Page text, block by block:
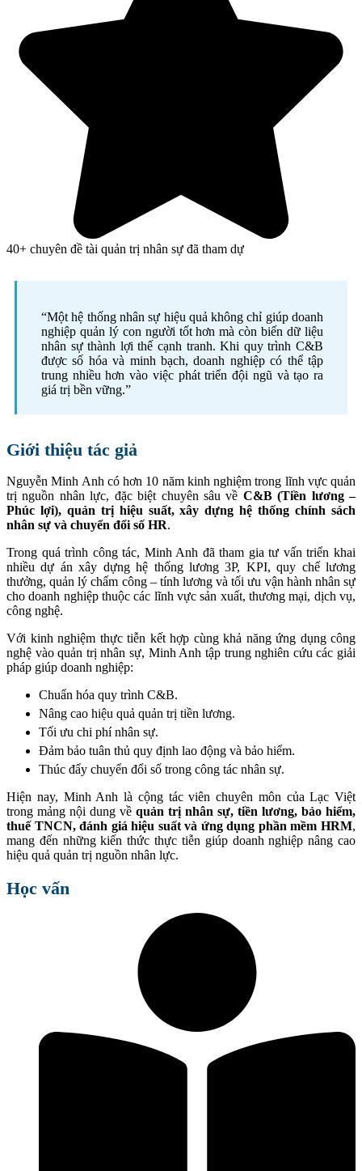
40+ chuyên đề tài quản trị nhân sự đã tham dự
“Một hệ thống nhân sự hiệu quả không chỉ giúp doanh
nghiệp quản lý con người tốt hơn mà còn biến dữ liệu
nhân sự thành lợi thế cạnh tranh. Khi quy trình C&B
được số hóa và minh bạch, doanh nghiệp có thể tập
trung nhiều hơn vào việc phát triển đội ngũ và tạo ra
giá trị bền vững.”
Giới thiệu tác giả
Nguyễn Minh Anh có hơn 10 năm kinh nghiệm trong lĩnh vực quản
trị nguồn nhân lực, đặc biệt chuyên sâu về C&B (Tiền lương –
Phúc lợi), quản trị hiệu suất, xây dựng hệ thống chính sách
nhân sự và chuyển đổi số HR.
Trong quá trình công tác, Minh Anh đã tham gia tư vấn triển khai
nhiều dự án xây dựng hệ thống lương 3P, KPI, quy chế lương
thưởng, quản lý chấm công – tính lương và tối ưu vận hành nhân sự
cho doanh nghiệp thuộc các lĩnh vực sản xuất, thương mại, dịch vụ,
công nghệ.
Với kinh nghiệm thực tiễn kết hợp cùng khả năng ứng dụng công
nghệ vào quản trị nhân sự, Minh Anh tập trung nghiên cứu các giải
pháp giúp doanh nghiệp:
Chuẩn hóa quy trình C&B.
Nâng cao hiệu quả quản trị tiền lương.
Tối ưu chi phí nhân sự.
Đảm bảo tuân thủ quy định lao động và bảo hiểm.
Thúc đẩy chuyển đổi số trong công tác nhân sự.
Hiện nay, Minh Anh là cộng tác viên chuyên môn của Lạc Việt
trong mảng nội dung về quản trị nhân sự, tiền lương, bảo hiểm,
thuế TNCN, đánh giá hiệu suất và ứng dụng phần mềm HRM,
mang đến những kiến thức thực tiễn giúp doanh nghiệp nâng cao
hiệu quả quản trị nguồn nhân lực.
Học vấn